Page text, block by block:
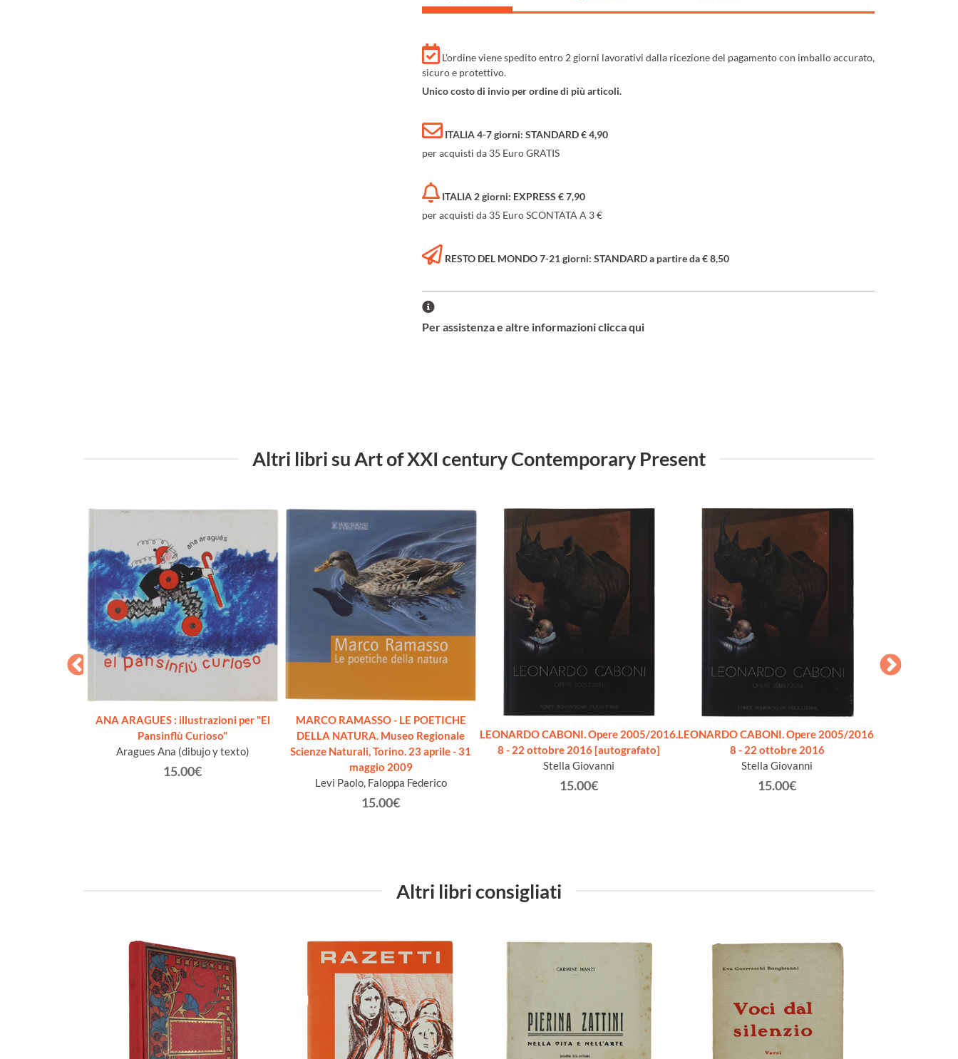
L'ordine viene spedito entro 2 giorni lavorativi dalla ricezione del pagamento con imballo accurato,
sicuro e protettivo.
Unico costo di invio per ordine di più articoli.
ITALIA 4-7 giorni: STANDARD € 4,90
per acquisti da 35 Euro GRATIS
ITALIA 2 giorni: EXPRESS € 7,90
per acquisti da 35 Euro SCONTATA A 3 €
RESTO DEL MONDO 7-21 giorni: STANDARD a partire da € 8,50
Per assistenza e altre informazioni clicca qui
Altri libri su Art of XXI century Contemporary Present
ANA ARAGUES : illustrazioni per "El
Pansinflù Curioso"
Aragues Ana (dibujo y texto)
15.00€
MARCO RAMASSO - LE POETICHE
DELLA NATURA. Museo Regionale
Scienze Naturali, Torino. 23 aprile - 31
maggio 2009
Levi Paolo, Faloppa Federico
15.00€
LEONARDO CABONI. Opere 2005/2016.
8 - 22 ottobre 2016 [autografato]
Stella Giovanni
15.00€
LEONARDO CABONI. Opere 2005/2016.
8 - 22 ottobre 2016
Stella Giovanni
15.00€
Altri libri consigliati